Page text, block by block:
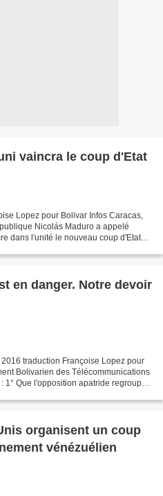
vaincra le coup d'Etat
Lopez pour Bolivar Infos Caracas,
Nicolás Maduro a appelé
dans l'unité le nouveau coup d'Etat
en danger. Notre devoir
traduction Françoise Lopez pour
Bolivarien des Télécommunications
1° Que l'opposition apatride regroupée
organisent un coup
vénézuélien